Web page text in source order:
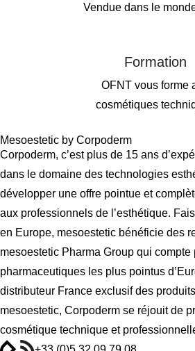
Vendue dans le
Formation
OFNT vous forme
cosmétiques
Mesoestetic by Corpoderm
Corpoderm, c’est plus de 15 ans
dans le domaine des technologies
développer une offre pointue et
aux professionnels de l’esthétique.
en Europe, mesoestetic bénéficie des
mesoestetic Pharma Group qui
pharmaceutiques les plus pointus
distributeur France exclusif des
mesoestetic, Corpoderm se réjouit de
cosmétique technique et